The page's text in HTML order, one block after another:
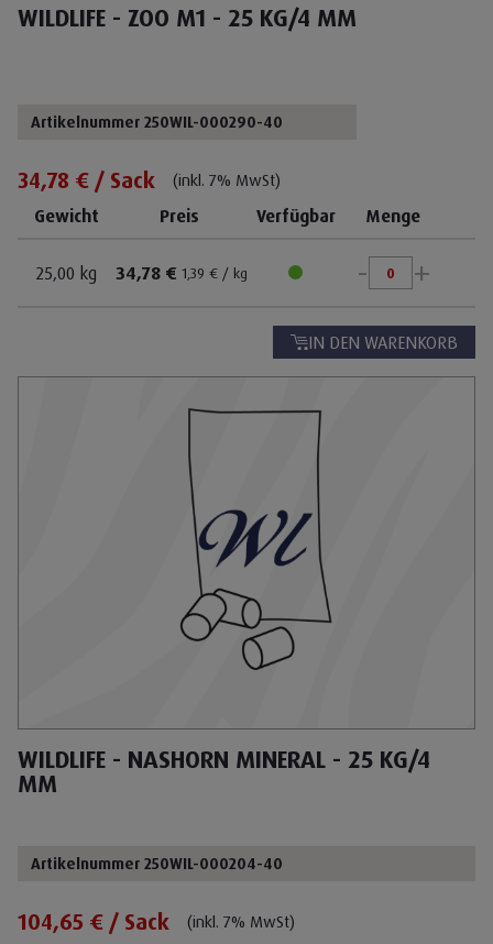
WILDLIFE - ZOO M1 - 25 KG/4 MM
Artikelnummer 250WIL-000290-40
34,78 € / Sack (inkl. 7% MwSt)
Gewicht Preis Verfügbar Menge
25,00 kg 34,78 € 1,39 € / kg - +
IN DEN WARENKORB
WILDLIFE - NASHORN MINERAL - 25 KG/4
MM
Artikelnummer 250WIL-000204-40
104,65 € / Sack (inkl. 7% MwSt)